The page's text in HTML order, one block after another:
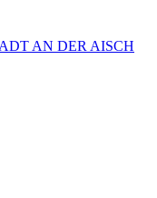
AN DER AISCH